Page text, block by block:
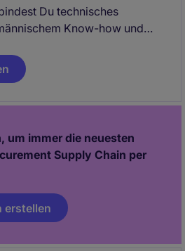
Du technisches
Know-how und
anspruchsvoller
legst Du den Grundstein für
um immer die neuesten
Supply Chain per
erstellen